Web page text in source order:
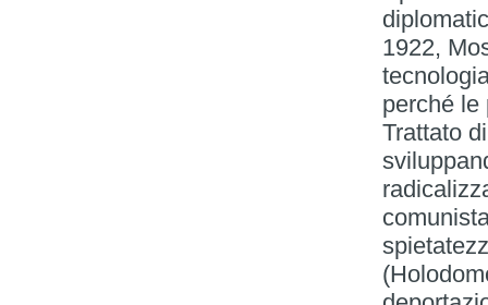
1922,
perché le
Trattato